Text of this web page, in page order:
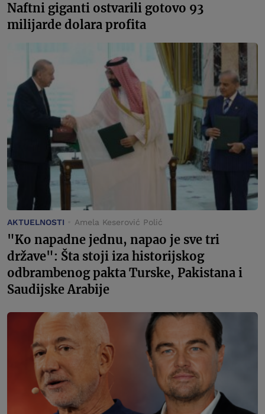
Naftni giganti ostvarili gotovo 93
milijarde dolara profita
AKTUELNOSTI Amela Keserović Polić
"Ko napadne jednu, napao je sve tri
države": Šta stoji iza historijskog
odbrambenog pakta Turske, Pakistana i
Saudijske Arabije